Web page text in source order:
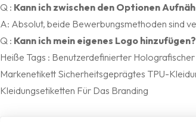
Q : Kann ich zwischen den Optionen
A: Absolut, beide Bewerbungsmethoden sind
Q : Kann ich mein eigenes Logo hinzufügen?
Heiße Tags : Benutzerdefinierter
Markenetikett Sicherheitsgeprägtes TPU-
Kleidungsetiketten Für Das Branding